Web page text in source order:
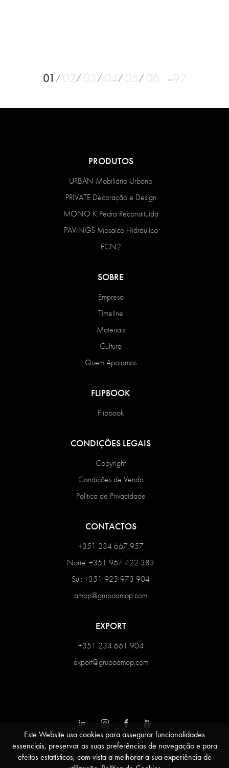
01 02 03 04 05 06 ...92
PRODUTOS
URBAN Mobiliário Urbano
PRIVATE Decoração e Design
MONO K Pedra Reconstituída
PAVINGS Mosaico Hidráulico
ECN2
SOBRE
Empresa
Timeline
Materiais
Cultura
Quem Apoiamos
FLIPBOOK
Flipbook
CONDIÇÕES LEGAIS
Copyright
Condições de Venda
Política de Privacidade
CONTACTOS
+351 234 667 957
Norte: +351 967 422 383
Sul: +351 925 973 904
amop@grupoamop.com
EXPORT
+351 234 661 904
export@grupoamop.com
© Grupo Amop 2026 - All rights reserved
Este Website usa cookies para assegurar funcionalidades
essenciais, preservar as suas preferências de navegação e para
efeitos estatísticos, com vista a melhorar a sua experiência de